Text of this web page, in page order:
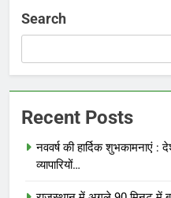
Search
Recent Posts
नववर्ष की हार्दिक शुभकामनाएं :
व्यापारियों…